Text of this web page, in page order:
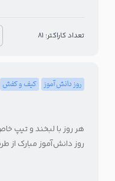
تعداد کاراکتر: 81
روز دانش آموز کیف و کفش
هر روز با لبخند و تیپ
روز دانش‌آموز مبارک